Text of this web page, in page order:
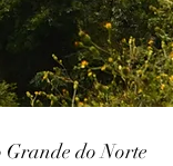
Grande do Norte